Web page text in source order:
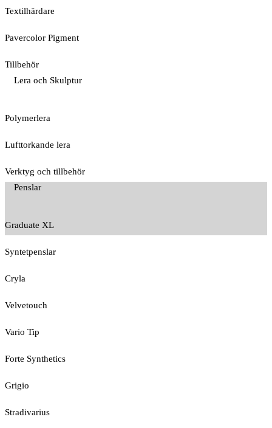
Textilhärdare
Pavercolor Pigment
Tillbehör
Lera och Skulptur
Polymerlera
Lufttorkande lera
Verktyg och tillbehör
Penslar
Graduate XL
Syntetpenslar
Cryla
Velvetouch
Vario Tip
Forte Synthetics
Grigio
Stradivarius